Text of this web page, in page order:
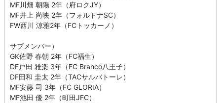
MF川畑 朝陽 2年（府ロクJY）
MF井上 尚映 2年（フォルトナSC）
FW西川 涼雅2年（FCトッカーノ）
サブメンバー）
GK佐野 春朝 2年（FC福生）
DF戸田 雅楽 3年（FC Branco八王子）
DF田和 圭太 2年（TACサルバトーレ）
MF安藤 司 3年（FC GLORIA）
MF池田 優 2年（町田JFC）